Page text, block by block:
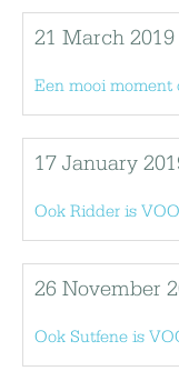
21 March 2019
Een mooi moment
17 January
Ook Ridder is
26 November
Ook Sutfene is